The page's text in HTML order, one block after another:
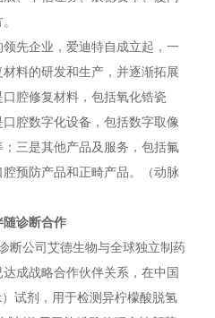
先企业，爱迪特自成立起，一
料的研发和生产，并逐渐拓展
腔修复材料，包括氧化锆瓷
腔数字化设备，包括数字取像
三是其他产品及服务，包括氟
预防产品和正畸产品。（动脉
随诊断合作
断公司艾德生物与全球独立制药
成战略合作伙伴关系，在中国
试剂，用于检测异柠檬酸脱氢